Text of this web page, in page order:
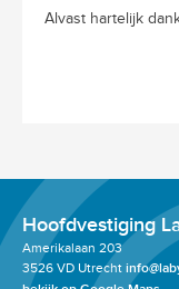
Alvast hartelijk
Hoofdvestiging
Amerikalaan 203
3526 VD Utrecht